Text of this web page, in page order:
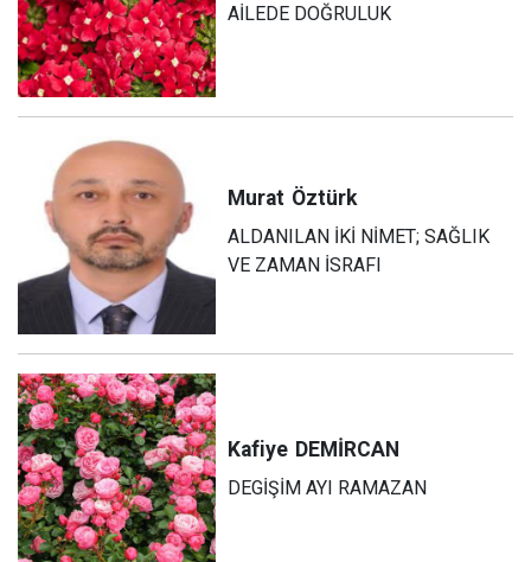
AİLEDE DOĞRULUK
Murat Öztürk
ALDANILAN İKİ NİMET; SAĞLIK
VE ZAMAN İSRAFI
Kafiye DEMİRCAN
DEGİŞİM AYI RAMAZAN